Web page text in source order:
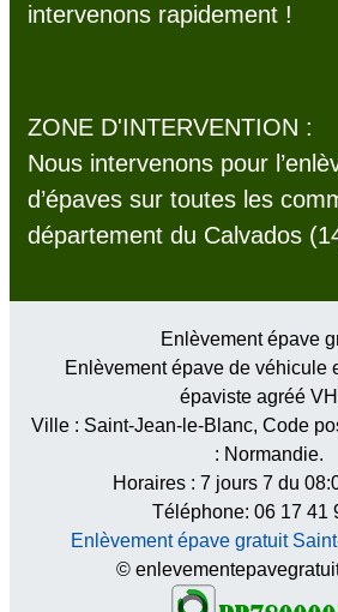
intervenons rapidement !
ZONE D'INTERVENTION :
Nous intervenons pour
d’épaves sur toutes les
département du Calvados
Enlèvement épave
Enlèvement épave de véhicule
épaviste agréé
Ville : Saint-Jean-le-Blanc, Code
: Normandie.
Horaires : 7 jours 7 du
Téléphone: 06 17 41
Enlèvement épave gratuit
©